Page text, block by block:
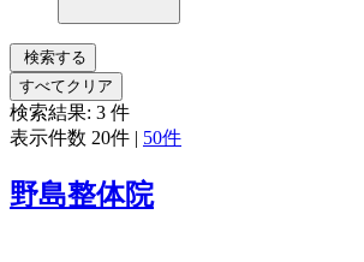
検索する
すべてクリア
検索結果: 3 件
表示件数 20件 | 50件
野島整体院